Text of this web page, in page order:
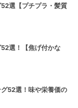
選【プチプラ・髪質
選！【焦げ付かな
52選！味や栄養価の